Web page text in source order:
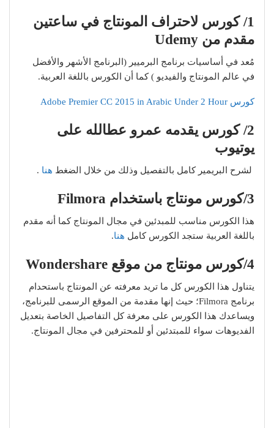
1/ كورس لاحتراف المونتاج في ساعتين
مقدم من Udemy
مُعد في أساسيات برنامج البرميير (البرنامج الأشهر والأفضل
في عالم المونتاج والفيديو ) كما أن الكورس باللغة العربية.
كورس Adobe Premier CC 2015 in Arabic Under 2 Hour
2/ كورس يقدمه عمرو عطالله على
يوتيوب
لشرح البريمير كامل بالتفصيل وذلك من خلال الضغط هنا .
3/كورس مونتاج باستخدام Filmora
هذا الكورس مناسب للمبدئين في مجال المونتاج كما أنه مقدم
باللغة العربية ستجد الكورس كامل هنا.
4/كورس مونتاج من موقع Wondershare
يتناول هذا الكورس كل ما تريد معرفته عن المونتاج باستحدام
برنامج Filmora؛ حيث إنها مقدمة من الموقع الرسمى للبرنامج،
ويساعدك هذا الكورس على معرفة كل التفاصيل الخاصة بتعديل
الفديوهات سواء للمبتدئين أو للمحترفين في مجال المونتاج.